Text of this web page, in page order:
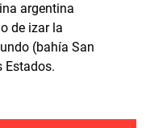
argentina
de izar la
(bahía San
Estados.